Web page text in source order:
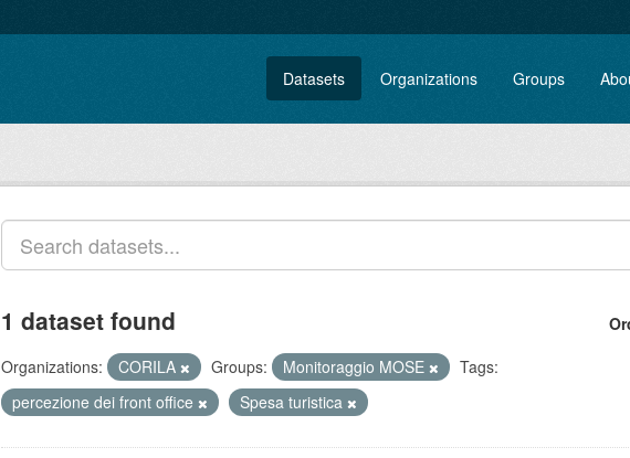
Datasets Organizations Groups
1 dataset found
Organizations: CORILA Groups: Monitoraggio MOSE
Tags:
percezione dei front office
Spesa turistica